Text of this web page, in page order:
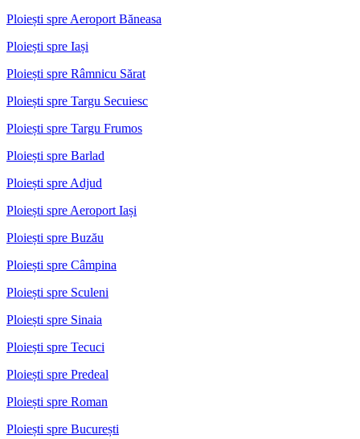
Ploiești spre Aeroport Băneasa
Ploiești spre Iași
Ploiești spre Râmnicu Sărat
Ploiești spre Targu Secuiesc
Ploiești spre Targu Frumos
Ploiești spre Barlad
Ploiești spre Adjud
Ploiești spre Aeroport Iași
Ploiești spre Buzău
Ploiești spre Câmpina
Ploiești spre Sculeni
Ploiești spre Sinaia
Ploiești spre Tecuci
Ploiești spre Predeal
Ploiești spre Roman
Ploiești spre București